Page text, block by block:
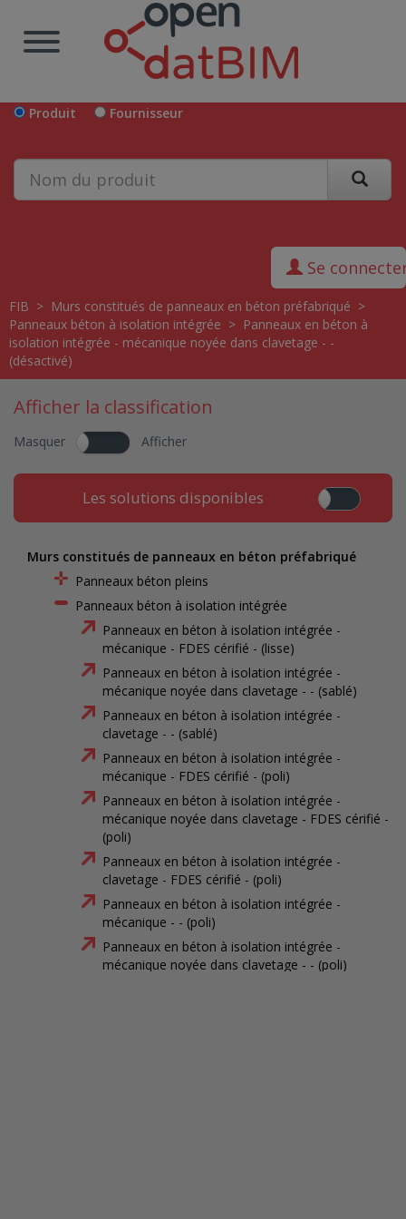
Produit Fournisseur
Se
FIB > Murs constitués de panneaux en béton préfabriqué >
Panneaux béton à isolation intégrée > Panneaux en béton à
isolation intégrée - mécanique noyée dans clavetage - -
(désactivé)
Afficher la classification
Masquer Afficher
Les solutions disponibles
Murs constitués de panneaux en béton préfabriqué
Panneaux béton pleins
Panneaux béton à isolation intégrée
Panneaux en béton à isolation intégrée -
mécanique - FDES cérifié - (lisse)
Panneaux en béton à isolation intégrée -
mécanique noyée dans clavetage - - (sablé)
Panneaux en béton à isolation intégrée -
clavetage - - (sablé)
Panneaux en béton à isolation intégrée -
mécanique - FDES cérifié - (poli)
Panneaux en béton à isolation intégrée -
mécanique noyée dans clavetage - FDES cérifié -
(poli)
Panneaux en béton à isolation intégrée -
clavetage - FDES cérifié - (poli)
Panneaux en béton à isolation intégrée -
mécanique - - (poli)
Panneaux en béton à isolation intégrée -
mécanique noyée dans clavetage - - (poli)